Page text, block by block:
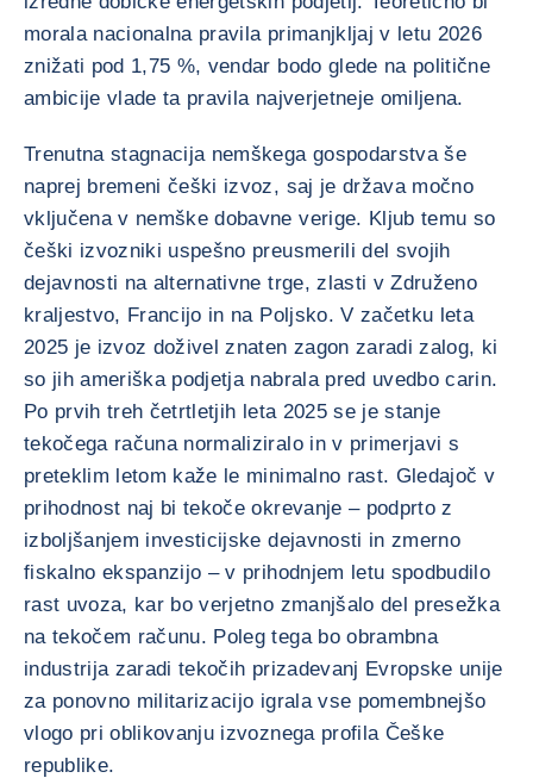
morala nacionalna pravila primanjkljaj v letu 2026
znižati pod 1,75 %, vendar bodo glede na politične
ambicije vlade ta pravila najverjetneje omiljena.
Trenutna stagnacija nemškega gospodarstva še
naprej bremeni češki izvoz, saj je država močno
vključena v nemške dobavne verige. Kljub temu so
češki izvozniki uspešno preusmerili del svojih
dejavnosti na alternativne trge, zlasti v Združeno
kraljestvo, Francijo in na Poljsko. V začetku leta
2025 je izvoz doživel znaten zagon zaradi zalog, ki
so jih ameriška podjetja nabrala pred uvedbo carin.
Po prvih treh četrtletjih leta 2025 se je stanje
tekočega računa normaliziralo in v primerjavi s
preteklim letom kaže le minimalno rast. Gledajoč v
prihodnost naj bi tekoče okrevanje – podprto z
izboljšanjem investicijske dejavnosti in zmerno
fiskalno ekspanzijo – v prihodnjem letu spodbudilo
rast uvoza, kar bo verjetno zmanjšalo del presežka
na tekočem računu. Poleg tega bo obrambna
industrija zaradi tekočih prizadevanj Evropske unije
za ponovno militarizacijo igrala vse pomembnejšo
vlogo pri oblikovanju izvoznega profila Češke
republike.